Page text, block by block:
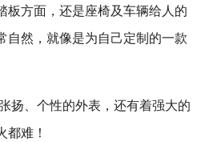
板方面，还是座椅及车辆给人的
自然，就像是为自己定制的一款
扬、个性的外表，还有着强大的
难！